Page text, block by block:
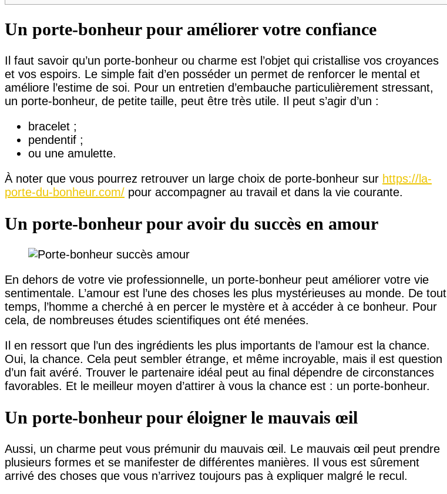
Un porte-bonheur pour améliorer votre confiance
Il faut savoir qu’un porte-bonheur ou charme est l’objet qui cristallise vos croyances
et vos espoirs. Le simple fait d’en posséder un permet de renforcer le mental et
améliore l’estime de soi. Pour un entretien d’embauche particulièrement stressant,
un porte-bonheur, de petite taille, peut être très utile. Il peut s’agir d’un :
bracelet ;
pendentif ;
ou une amulette.
À noter que vous pourrez retrouver un large choix de porte-bonheur sur https://la-
porte-du-bonheur.com/ pour accompagner au travail et dans la vie courante.
Un porte-bonheur pour avoir du succès en amour
En dehors de votre vie professionnelle, un porte-bonheur peut améliorer votre vie
sentimentale. L’amour est l’une des choses les plus mystérieuses au monde. De tout
temps, l’homme a cherché à en percer le mystère et à accéder à ce bonheur. Pour
cela, de nombreuses études scientifiques ont été menées.
Il en ressort que l’un des ingrédients les plus importants de l’amour est la chance.
Oui, la chance. Cela peut sembler étrange, et même incroyable, mais il est question
d’un fait avéré. Trouver le partenaire idéal peut au final dépendre de circonstances
favorables. Et le meilleur moyen d’attirer à vous la chance est : un porte-bonheur.
Un porte-bonheur pour éloigner le mauvais œil
Aussi, un charme peut vous prémunir du mauvais œil. Le mauvais œil peut prendre
plusieurs formes et se manifester de différentes manières. Il vous est sûrement
arrivé des choses que vous n’arrivez toujours pas à expliquer malgré le recul.